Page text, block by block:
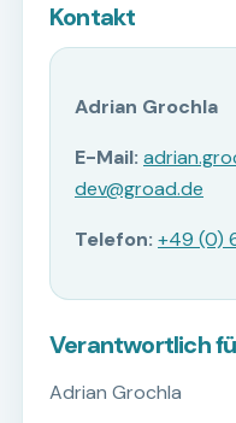
Kontakt
Adrian Grochla
E-Mail:
dev@groad.de
Telefon: +49 (0)
Verantwortlich
Adrian Grochla